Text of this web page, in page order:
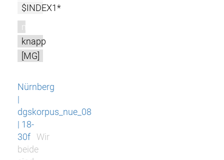
$INDEX1*
m
knapp
[MG]
Nürnberg
|
dgskorpus_nue_08
| 18-
30f
Wir
beide